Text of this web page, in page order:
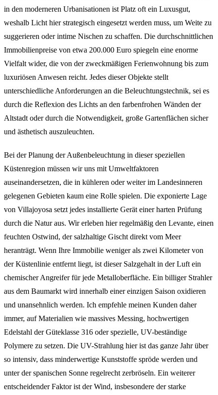
in den moderneren Urbanisationen ist Platz oft ein Luxusgut,
weshalb Licht hier strategisch eingesetzt werden muss, um Weite zu
suggerieren oder intime Nischen zu schaffen. Die durchschnittlichen
Immobilienpreise von etwa 200.000 Euro spiegeln eine enorme
Vielfalt wider, die von der zweckmäßigen Ferienwohnung bis zum
luxuriösen Anwesen reicht. Jedes dieser Objekte stellt
unterschiedliche Anforderungen an die Beleuchtungstechnik, sei es
durch die Reflexion des Lichts an den farbenfrohen Wänden der
Altstadt oder durch die Notwendigkeit, große Gartenflächen sicher
und ästhetisch auszuleuchten.
Bei der Planung der Außenbeleuchtung in dieser speziellen
Küstenregion müssen wir uns mit Umweltfaktoren
auseinandersetzen, die in kühleren oder weiter im Landesinneren
gelegenen Gebieten kaum eine Rolle spielen. Die exponierte Lage
von Villajoyosa setzt jedes installierte Gerät einer harten Prüfung
durch die Natur aus. Wir erleben hier regelmäßig den Levante, einen
feuchten Ostwind, der salzhaltige Gischt direkt vom Meer
heranträgt. Wenn Ihre Immobilie weniger als zwei Kilometer von
der Küstenlinie entfernt liegt, ist dieser Salzgehalt in der Luft ein
chemischer Angreifer für jede Metalloberfläche. Ein billiger Strahler
aus dem Baumarkt wird innerhalb einer einzigen Saison oxidieren
und unansehnlich werden. Ich empfehle meinen Kunden daher
immer, auf Materialien wie massives Messing, hochwertigen
Edelstahl der Güteklasse 316 oder spezielle, UV-beständige
Polymere zu setzen. Die UV-Strahlung hier ist das ganze Jahr über
so intensiv, dass minderwertige Kunststoffe spröde werden und
unter der spanischen Sonne regelrecht zerbröseln. Ein weiterer
entscheidender Faktor ist der Wind, insbesondere der starke